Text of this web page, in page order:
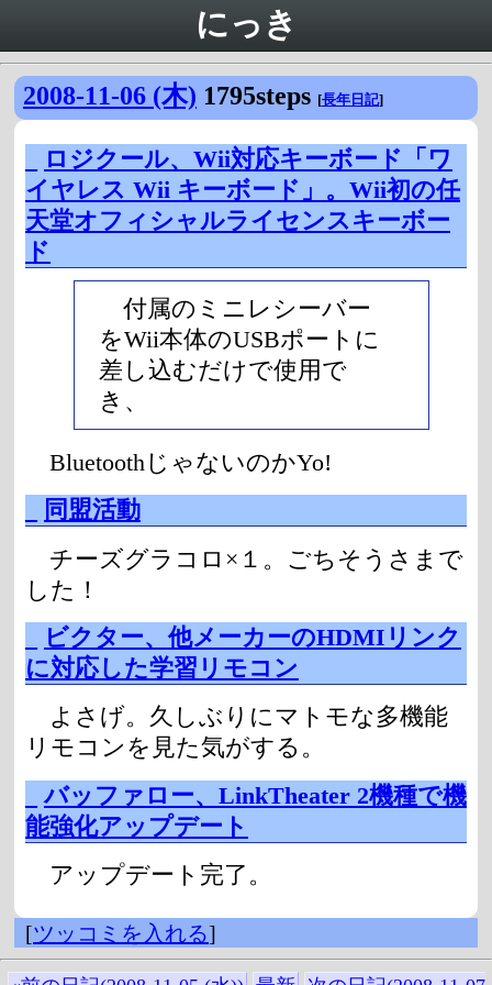
にっき
2008-11-06 (木) 1795steps [長年日記]
ロジクール、Wii対応キーボード「ワ
イヤレス Wii キーボード」。Wii初の任
天堂オフィシャルライセンスキーボー
ド
付属のミニレシーバー
をWii本体のUSBポートに
差し込むだけで使用で
き、
BluetoothじゃないのかYo!
同盟活動
チーズグラコロ×１。ごちそうさまで
した！
ビクター、他メーカーのHDMIリンク
に対応した学習リモコン
よさげ。久しぶりにマトモな多機能
リモコンを見た気がする。
バッファロー、LinkTheater 2機種で機
能強化アップデート
アップデート完了。
[ツッコミを入れる]